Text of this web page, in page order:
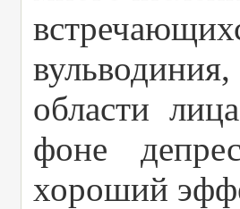
области
фоне
хороший